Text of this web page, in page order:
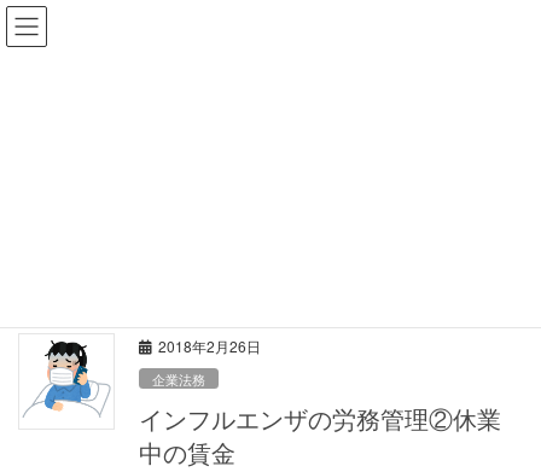
コ
ン
ナ
ビ
2018年2月26日
企業法務
インフルエンザの労務管理②休業
中の賃金